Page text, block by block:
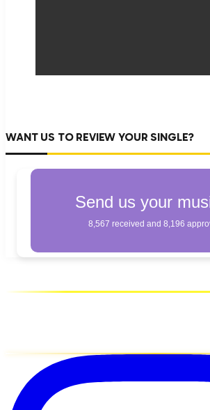
WANT US TO REVIEW YOUR SINGLE?